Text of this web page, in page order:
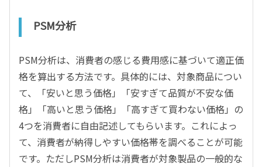
PSM分析
PSM分析は、消費者の感じる費用感に基づいて適正価
格を算出する方法です。具体的には、対象商品につい
て、「安いと思う価格」「安すぎて品質が不安な価
格」「高いと思う価格」「高すぎて買わない価格」の
4つを消費者に自由記述してもらいます。これによっ
て、消費者が納得しやすい価格帯を調べることが可能
です。ただしPSM分析は消費者が対象製品の一般的な